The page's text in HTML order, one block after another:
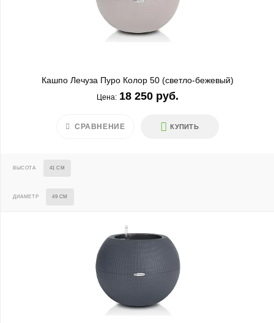
Кашпо Лечуза Пуро Колор 50 (светло-бежевый)
Цена: 18 250 руб.
КУПИТЬ
СРАВНЕНИЕ
ВЫСОТА 41 СМ
ДИАМЕТР 49 СМ